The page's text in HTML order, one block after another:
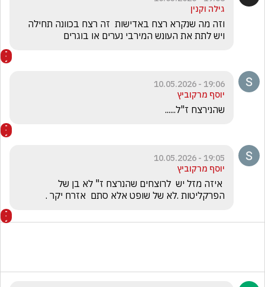
גילה וקנין
ויש לתת את העונש המירבי נערים או בוגרים
19:06 - 10.05.2026
יוסף מרקוביץ
שהנירצח ז"ל......
19:05 - 10.05.2026
יוסף מרקוביץ
הפרקליטות .לא של שופט אלא סתם  אזרח יקר .